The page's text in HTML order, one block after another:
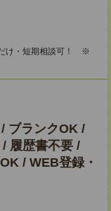
け・短期相談可！ ※
ブランクOK /
履歴書不要 /
/ WEB登録・